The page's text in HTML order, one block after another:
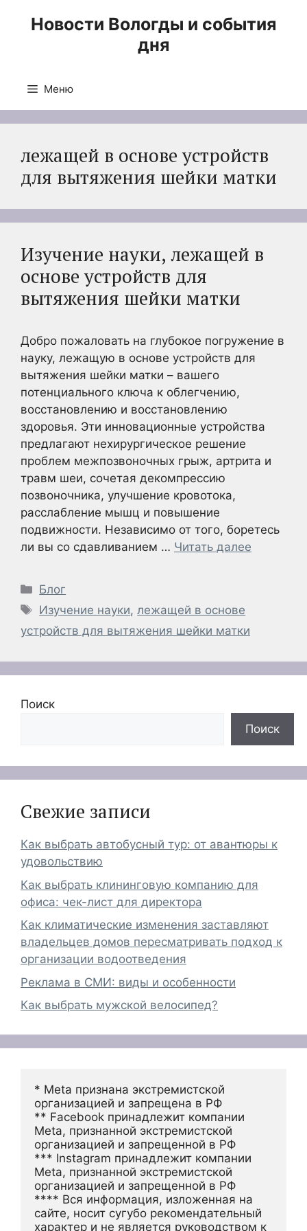
Новости Вологды и события
дня
Меню
лежащей в основе устройств
для вытяжения шейки матки
Изучение науки, лежащей в
основе устройств для
вытяжения шейки матки
Добро пожаловать на глубокое погружение в
науку, лежащую в основе устройств для
вытяжения шейки матки – вашего
потенциального ключа к облегчению,
восстановлению и восстановлению
здоровья. Эти инновационные устройства
предлагают нехирургическое решение
проблем межпозвоночных грыж, артрита и
травм шеи, сочетая декомпрессию
позвоночника, улучшение кровотока,
расслабление мышц и повышение
подвижности. Независимо от того, боретесь
ли вы со сдавливанием … Читать далее
Рубрики
Блог
Метки
Изучение науки,лежащей в основе
устройств для вытяжения шейки матки
Поиск
Поиск
Свежие записи
Как выбрать автобусный тур: от авантюры к
удовольствию
Как выбрать клининговую компанию для
офиса: чек-лист для директора
Как климатические изменения заставляют
владельцев домов пересматривать подход к
организации водоотведения
Реклама в СМИ: виды и особенности
Как выбрать мужской велосипед?
* Meta признана экстремистской
организацией и запрещена в РФ
** Facebook принадлежит компании
Meta, признанной экстремистской
организацией и запрещенной в РФ
*** Instagram принадлежит компании
Meta, признанной экстремистской
организацией и запрещенной в РФ
**** Вся информация, изложенная на
сайте, носит сугубо рекомендательный
характер и не является руководством к